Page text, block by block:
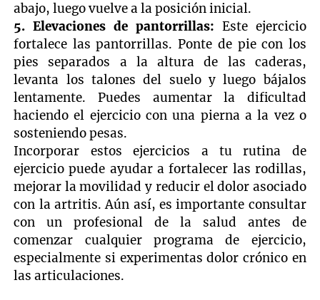
abajo, luego vuelve a la posición inicial.
5. Elevaciones de pantorrillas: Este ejercicio
fortalece las pantorrillas. Ponte de pie con los
pies separados a la altura de las caderas,
levanta los talones del suelo y luego bájalos
lentamente. Puedes aumentar la dificultad
haciendo el ejercicio con una pierna a la vez o
sosteniendo pesas.
Incorporar estos ejercicios a tu rutina de
ejercicio puede ayudar a fortalecer las rodillas,
mejorar la movilidad y reducir el dolor asociado
con la artritis. Aún así, es importante consultar
con un profesional de la salud antes de
comenzar cualquier programa de ejercicio,
especialmente si experimentas dolor crónico en
las articulaciones.